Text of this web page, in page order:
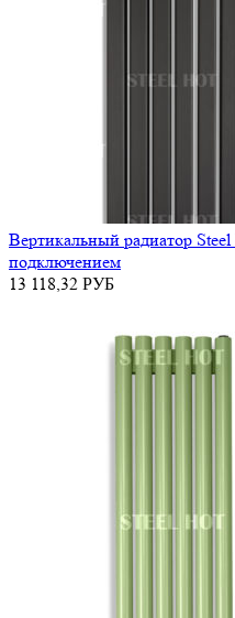
Вертикальный радиатор
подключением
13 118,32 РУБ